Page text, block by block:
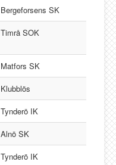
Bergeforsens SK
Timrå SOK
Matfors SK
Klubblös
Tynderö IK
Alnö SK
Tynderö IK